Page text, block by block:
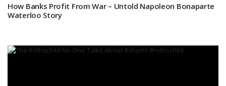
How Banks Profit From War – Untold Napoleon Bonaparte
Waterloo Story